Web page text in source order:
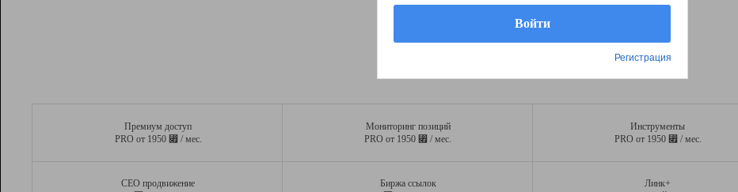
Премиум доступ
PRO от 1950 ⃏ / мес.
Мониторинг позиций
PRO от 1950 ⃏ / мес.
Инструменты
PRO от 1950 ⃏ / мес.
СЕО продвижение
Биржа ссылок
Линк+
Регистрация